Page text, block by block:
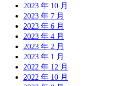
2023 年 10 月
2023 年 7 月
2023 年 6 月
2023 年 4 月
2023 年 2 月
2023 年 1 月
2022 年 12 月
2022 年 10 月